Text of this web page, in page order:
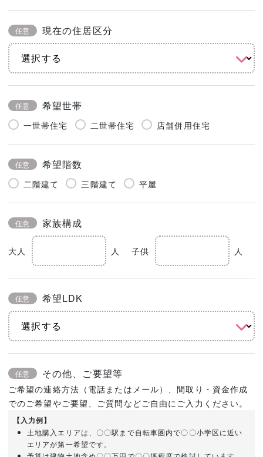
任意 現在の住居区分
任意 希望世帯
一世帯住宅 二世帯住宅 店舗併用住宅
任意 希望階数
二階建て 三階建て 平屋
任意 家族構成
大人 人 子供 人
任意 希望LDK
任意 その他、ご要望等
ご希望の連絡方法（電話またはメール）、間取り・資金作成
でのご希望やご要望、ご質問などご自由にご入力ください。
【入力例】
土地購入エリアは、〇〇駅まで自転車圏内で〇〇小学区に近い
エリアが第一希望です。